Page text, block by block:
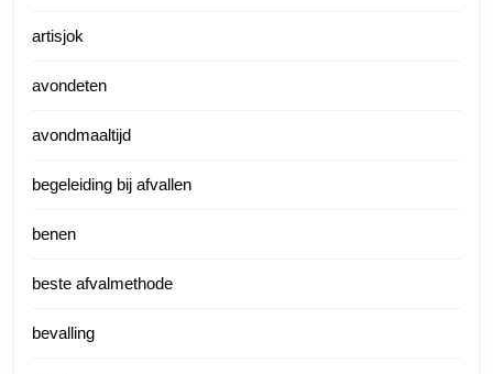
artisjok
avondeten
avondmaaltijd
begeleiding bij afvallen
benen
beste afvalmethode
bevalling